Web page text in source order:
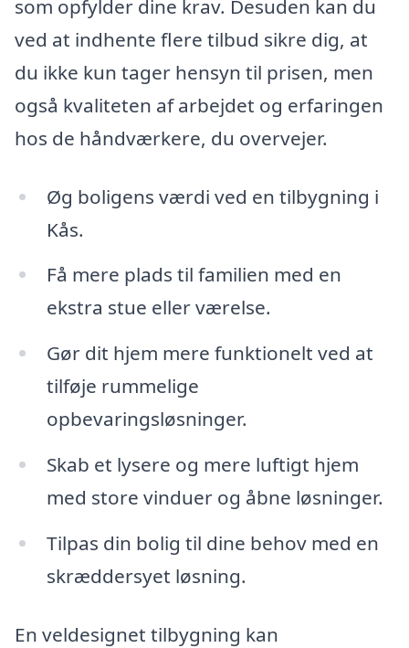
som opfylder dine krav. Desuden kan du
ved at indhente flere tilbud sikre dig, at
du ikke kun tager hensyn til prisen, men
også kvaliteten af arbejdet og erfaringen
hos de håndværkere, du overvejer.
Øg boligens værdi ved en tilbygning i
Kås.
Få mere plads til familien med en
ekstra stue eller værelse.
Gør dit hjem mere funktionelt ved at
tilføje rummelige
opbevaringsløsninger.
Skab et lysere og mere luftigt hjem
med store vinduer og åbne løsninger.
Tilpas din bolig til dine behov med en
skræddersyet løsning.
En veldesignet tilbygning kan